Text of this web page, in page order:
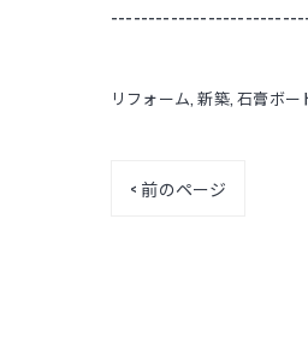
リフォーム 新築 石膏ボー
< 前のページ